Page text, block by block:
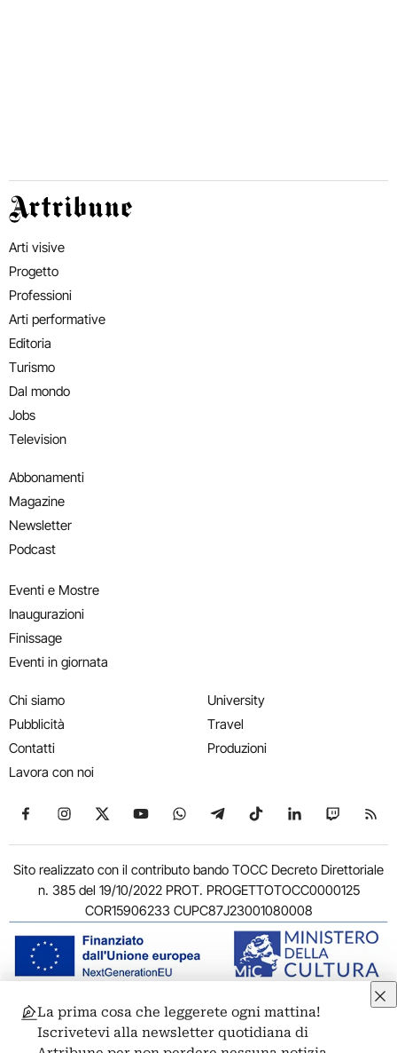
Artribune
Arti visive
Progetto
Professioni
Arti performative
Editoria
Turismo
Dal mondo
Jobs
Television
Abbonamenti
Magazine
Newsletter
Podcast
Eventi e Mostre
Inaugurazioni
Finissage
Eventi in giornata
Chi siamo
Pubblicità
Contatti
Lavora con noi
University
Travel
Produzioni
Seguici su Facebook
Seguici su Instagram
Seguici su X
Seguici su YouTube
Seguici su WhatsApp
Seguici su Telegram
Seguici su TikTok
Seguici su
Seguici
Sito realizzato con il contributo bando TOCC Decreto Direttoriale
n. 385 del 19/10/2022 PROT. PROGETTOTOCC0000125
COR15906233 CUPC87J23001080008
© 2011-2026 ARTRIBUNE srl – Corso Vittorio Emanuele II, 287 –
00186 Roma - P.I. 11381581005
La prima cosa che leggerete ogni mattina!
Iscrivetevi alla newsletter quotidiana di